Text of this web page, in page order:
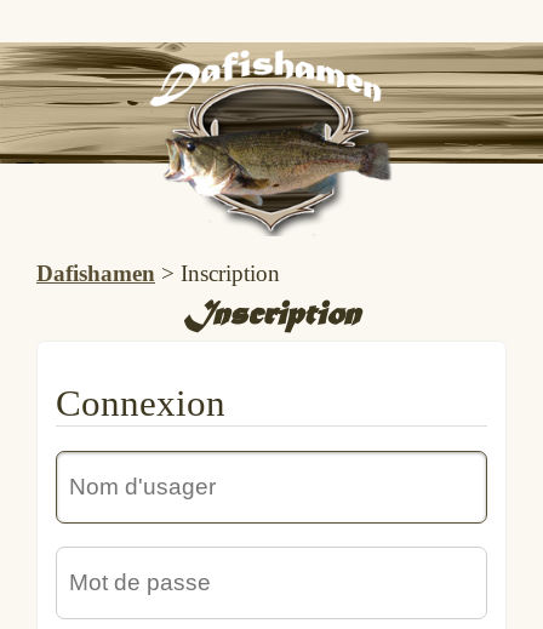
Dafishamen > Inscription
Inscription
Connexion